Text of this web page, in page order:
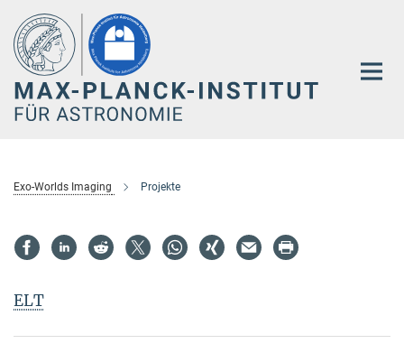
Hauptinhalt
Exo-Worlds Imaging Projekte
ELT